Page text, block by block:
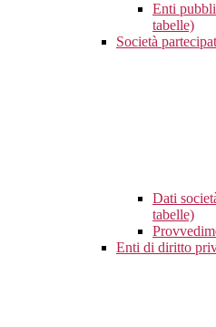
Enti
tabelle)
Società
Dati
tabelle)
Enti di diritto